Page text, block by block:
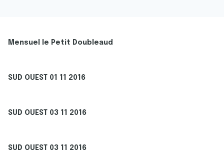
Mensuel le Petit Doubleaud
SUD OUEST 01 11 2016
SUD OUEST 03 11 2016
SUD OUEST 03 11 2016